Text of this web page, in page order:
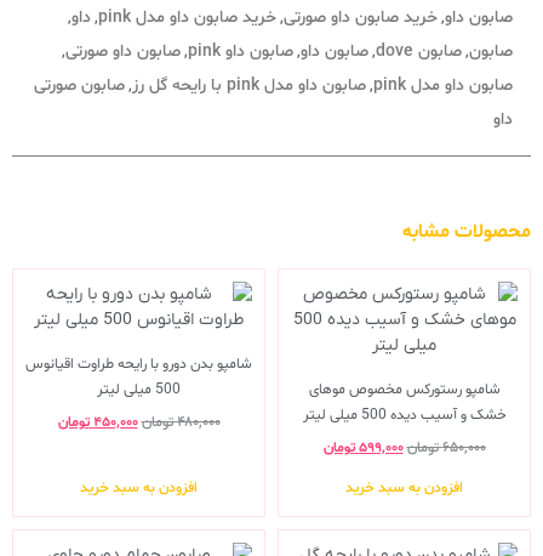
صابون داو,خرید صابون داو صورتی,خرید صابون داو مدل pink ,داو,
صابون,صابون dove ,صابون داو,صابون داو pink ,صابون داو صورتی,
صابون داو مدل pink ,صابون داو مدل pink با رایحه گل رز ,صابون صورتی
داو
محصولات مشابه
شامپو رستورکس مخصوص موهای
خشک و آسیب دیده 500 میلی لیتر
۶۵۰,۰۰۰تومان۵۹۹,۰۰۰ تومان
افزودن به سبد خرید
شامپو بدن دورو با رایحه طراوت اقیانوس
500 میلی لیتر
۴۸۰,۰۰۰تومان۴۵۰,۰۰۰ تومان
افزودن به سبد خرید